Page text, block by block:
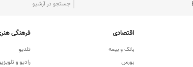
اقتصادی
بانک و بیمه
بورس
فرهنگی
تلدیو
رادیو و